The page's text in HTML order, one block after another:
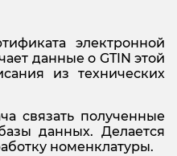
электронной
данные о GTIN этой
из технических
связать полученные
данных. Делается
номенклатуры.